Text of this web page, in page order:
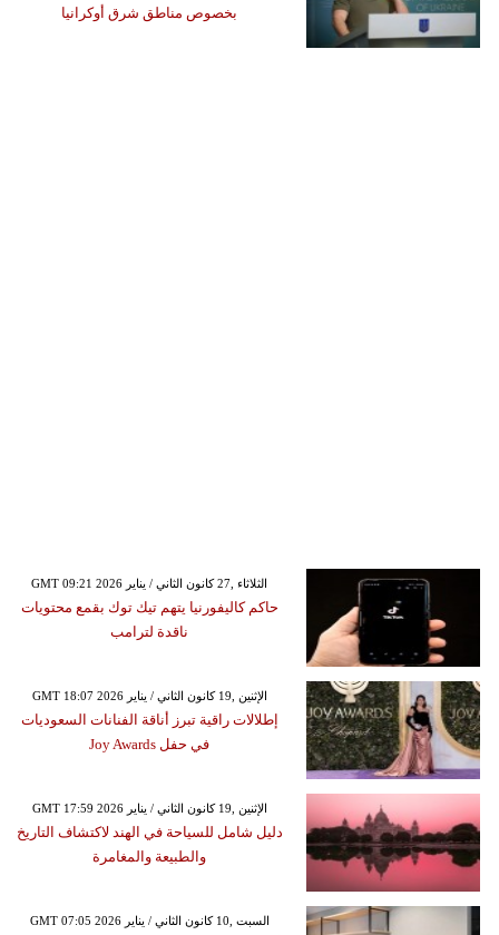
بخصوص مناطق شرق أوكرانيا
GMT 09:21 2026 الثلاثاء ,27 كانون الثاني / يناير
حاكم كاليفورنيا يتهم تيك توك بقمع محتويات
ناقدة لترامب
GMT 18:07 2026 الإثنين ,19 كانون الثاني / يناير
إطلالات راقية تبرز أناقة الفنانات السعوديات
في حفل Joy Awards
GMT 17:59 2026 الإثنين ,19 كانون الثاني / يناير
دليل شامل للسياحة في الهند لاكتشاف التاريخ
والطبيعة والمغامرة
GMT 07:05 2026 السبت ,10 كانون الثاني / يناير